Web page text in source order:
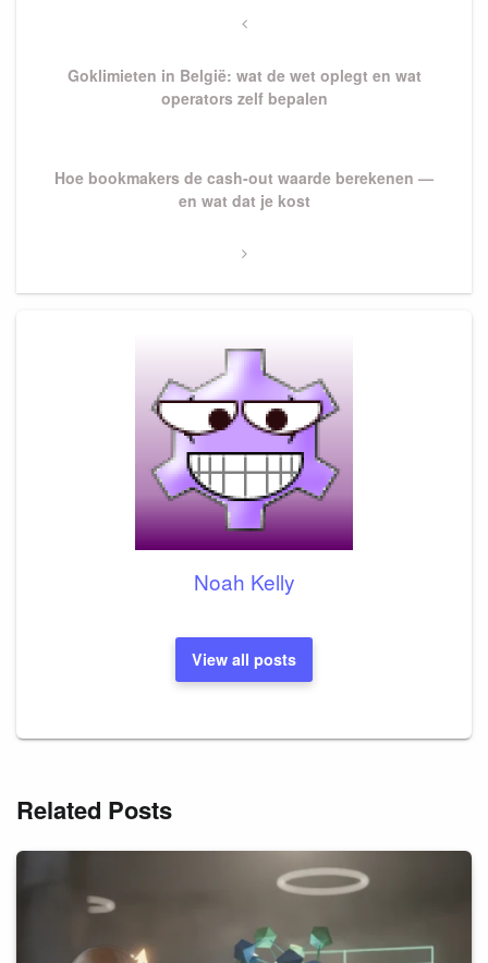
Previous
Goklimieten in België: wat de wet oplegt en wat
operators zelf bepalen
Next
Hoe bookmakers de cash-out waarde berekenen —
en wat dat je kost
Noah Kelly
View all posts
Related Posts